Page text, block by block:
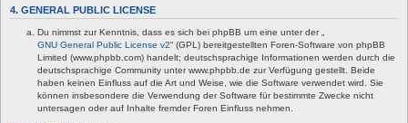
4. GENERAL PUBLIC LICENSE
Du nimmst zur Kenntnis, dass es sich bei phpBB um eine unter der „
GNU General Public License v2“ (GPL) bereitgestellten Foren-Software von phpBB
Limited (www.phpbb.com) handelt; deutschsprachige Informationen werden durch die
deutschsprachige Community unter www.phpbb.de zur Verfügung gestellt. Beide
haben keinen Einfluss auf die Art und Weise, wie die Software verwendet wird. Sie
können insbesondere die Verwendung der Software für bestimmte Zwecke nicht
untersagen oder auf Inhalte fremder Foren Einfluss nehmen.